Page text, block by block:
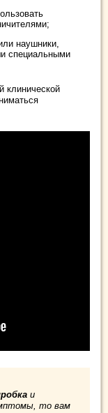
наушники,
специальными
клинической
и
то вам